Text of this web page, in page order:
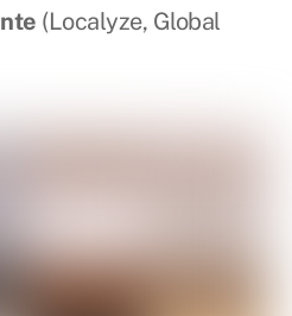
(Localyze, Global